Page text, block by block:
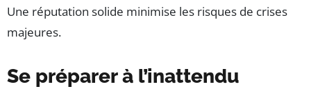
Une réputation solide minimise les risques de crises
majeures.
Se préparer à l’inattendu